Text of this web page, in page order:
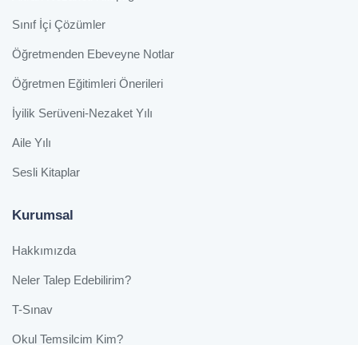
Sınıf İçi Çözümler
Öğretmenden Ebeveyne Notlar
Öğretmen Eğitimleri Önerileri
İyilik Serüveni-Nezaket Yılı
Aile Yılı
Sesli Kitaplar
Kurumsal
Hakkımızda
Neler Talep Edebilirim?
T-Sınav
Okul Temsilcim Kim?